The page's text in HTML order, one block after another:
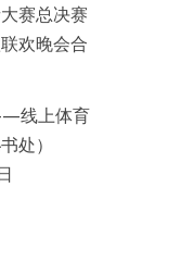
赛总决赛
欢晚会合
线上体育
处）